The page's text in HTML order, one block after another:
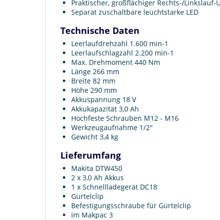
Praktischer, großflächiger Rechts-/Linkslauf-
Separat zuschaltbare leuchtstarke LED
Technische Daten
Leerlaufdrehzahl 1.600 min-1
Leerlaufschlagzahl 2.200 min-1
Max. Drehmoment 440 Nm
Länge 266 mm
Breite 82 mm
Höhe 290 mm
Akkuspannung 18 V
Akkukapazität 3,0 Ah
Hochfeste Schrauben M12 - M16
Werkzeugaufnahme 1/2"
Gewicht 3,4 kg
Lieferumfang
Makita DTW450
2 x 3,0 Ah Akkus
1 x Schnellladegerät DC18
Gürtelclip
Befestigungsschraube für Gürtelclip
im Makpac 3